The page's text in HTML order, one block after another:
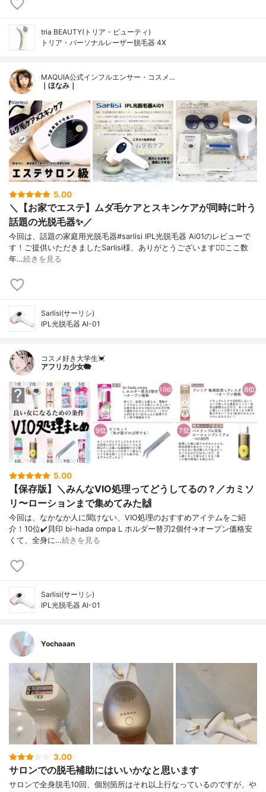
tria BEAUTY(トリア・ビューティ)
トリア・パーソナルレーザー脱毛器 4X
MAQUIA公式インフルエンサー・コスメ…
｜ほなみ｜
5.00
＼【お家でエステ】ムダ毛ケアとスキンケアが同時に叶う
話題の光脱毛器✨／
今回は、話題の家庭用光脱毛器#sarlisi IPL光脱毛器 Ai01のレビューで
す！ご提供いただきましたSarlisi様、ありがとうございます🙇‍♀️ここ数
年…続きを見る
Sarlisi(サーリシ)
IPL光脱毛器 AI-01
コスメ好き大学生💓
アフリカ少女🐘
5.00
【保存版】＼みんなVIO処理ってどうしてるの？／カミソ
リ〜ローションまで集めてみた🙌
今回は、なかなか人に聞けない、VIO処理のおすすめアイテムをご紹
介！10位✔️貝印 bi-hada ompa L ホルダー替刃2個付→オープン価格安
くて、全身に…続きを見る
Sarlisi(サーリシ)
IPL光脱毛器 AI-01
Yochaaan
3.00
サロンでの脱毛補助にはいいかなと思います
サロンで全身脱毛10回、個別箇所はそれ以上行なっているのですが、や